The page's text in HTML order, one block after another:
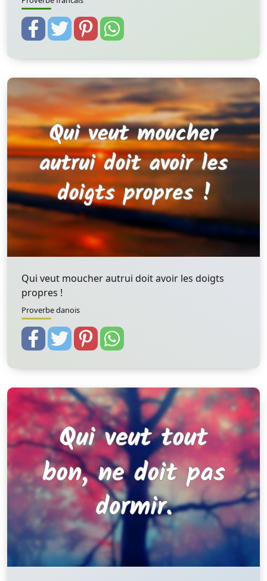
Qui veut moucher autrui doit avoir les doigts
propres !
Proverbe danois